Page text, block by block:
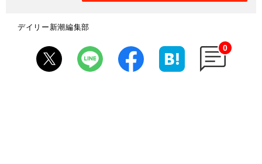
デイリー新潮編集部
0